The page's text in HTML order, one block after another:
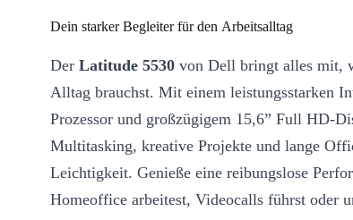
Dein starker Begleiter für den Arbeitsalltag
Der Latitude 5530 von Dell bringt alles mit,
Alltag brauchst. Mit einem leistungsstarken
Prozessor und großzügigem 15,6” Full HD-
Multitasking, kreative Projekte und lange
Leichtigkeit. Genieße eine reibungslose
Homeoffice arbeitest, Videocalls führst oder